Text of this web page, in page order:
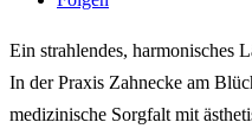
Ein strahlendes, harmonisches
In der Praxis Zahnecke am
medizinische Sorgfalt mit